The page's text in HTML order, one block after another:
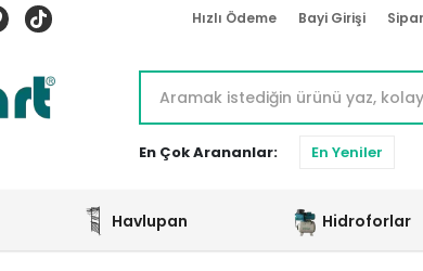
Hızlı Ödeme Bayi Girişi
En Çok Arananlar: En Yeniler
Havlupan Hidroforlar